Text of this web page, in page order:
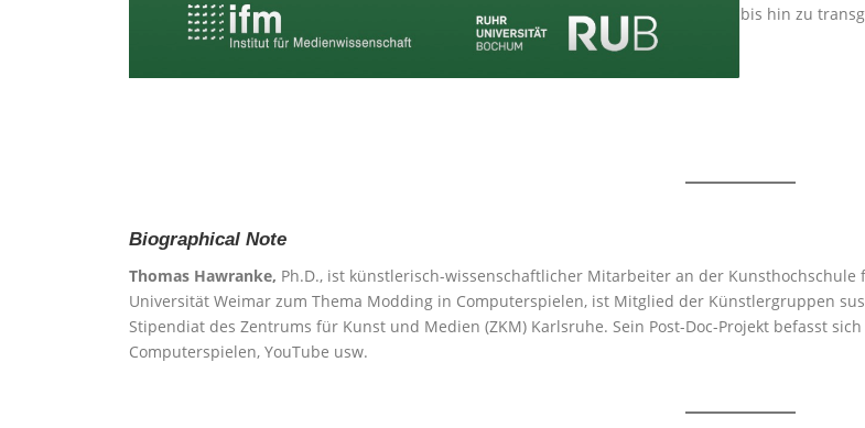
bis hin zu
Biographical Note
Thomas Hawranke, Ph.D., ist künstlerisch-wissenschaftlicher Mitarbeiter an der
Universität Weimar zum Thema Modding in Computerspielen, ist Mitglied der Künstlergruppen
Stipendiat des Zentrums für Kunst und Medien (ZKM) Karlsruhe. Sein Post-Doc-Projekt befasst
Computerspielen, YouTube usw.